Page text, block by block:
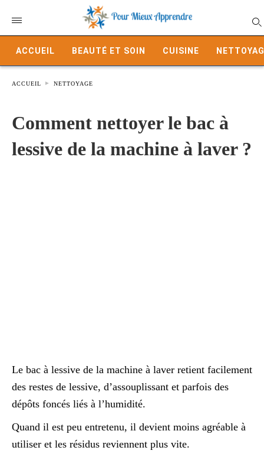
ACCUEIL BEAUTÉ ET SOIN CUISINE
ACCUEIL NETTOYAGE
Comment nettoyer le bac à
lessive de la machine à laver ?
Le bac à lessive de la machine à laver retient facilement
des restes de lessive, d’assouplissant et parfois des
dépôts foncés liés à l’humidité.
Quand il est peu entretenu, il devient moins agréable à
utiliser et les résidus reviennent plus vite.